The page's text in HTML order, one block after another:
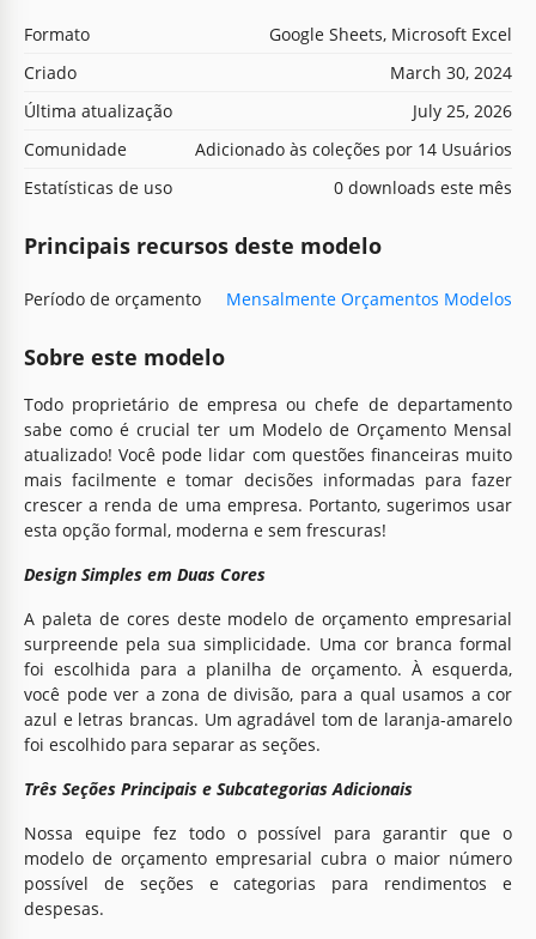
Formato
Google Sheets, Microsoft Excel
Criado
March 30, 2024
Última atualização
July 25, 2026
Comunidade
Adicionado às coleções por 14 Usuários
Estatísticas de uso
0 downloads este mês
Principais recursos deste modelo
Período de orçamento Mensalmente Orçamentos Modelos
Sobre este modelo
Todo proprietário de empresa ou chefe de departamento
sabe como é crucial ter um Modelo de Orçamento Mensal
atualizado! Você pode lidar com questões financeiras muito
mais facilmente e tomar decisões informadas para fazer
crescer a renda de uma empresa. Portanto, sugerimos usar
esta opção formal, moderna e sem frescuras!
Design Simples em Duas Cores
A paleta de cores deste modelo de orçamento empresarial
surpreende pela sua simplicidade. Uma cor branca formal
foi escolhida para a planilha de orçamento. À esquerda,
você pode ver a zona de divisão, para a qual usamos a cor
azul e letras brancas. Um agradável tom de laranja-amarelo
foi escolhido para separar as seções.
Três Seções Principais e Subcategorias Adicionais
Nossa equipe fez todo o possível para garantir que o
modelo de orçamento empresarial cubra o maior número
possível de seções e categorias para rendimentos e
despesas.